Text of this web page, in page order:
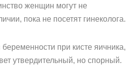
женщин могут не
пока не посетят гинеколога.
при кисте яичника,
утвердительный, но спорный.